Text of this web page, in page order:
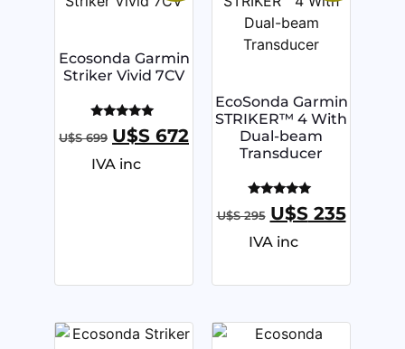
Ecosonda Garmin
Striker Vivid 7CV
Valorado
con
de 5
U$S699 U$S 672
IVA inc
EcoSonda Garmin
STRIKER™ 4 With
Dual-beam
Transducer
Valorado
con
de 5
U$S295 U$S235
IVA inc